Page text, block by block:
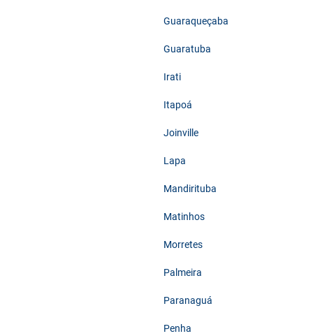
Guaraqueçaba
Guaratuba
Irati
Itapoá
Joinville
Lapa
Mandirituba
Matinhos
Morretes
Palmeira
Paranaguá
Penha